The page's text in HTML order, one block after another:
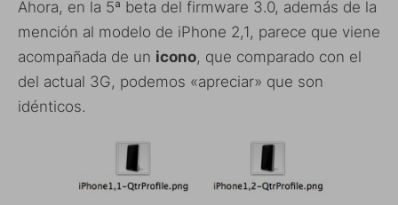
Ahora, en la 5ª beta del firmware 3.0, además de la
mención al modelo de iPhone 2,1, parece que viene
acompañada de un icono, que comparado con el
del actual 3G, podemos «apreciar» que son
idénticos.